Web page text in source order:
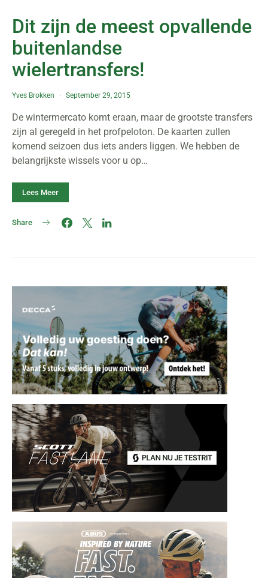
Dit zijn de meest opvallende
buitenlandse
wielertransfers!
Yves Brokken September 29, 2015
De wintermercato komt eraan, maar de grootste transfers
zijn al geregeld in het profpeloton. De kaarten zullen
komend seizoen dus iets anders liggen. We hebben de
belangrijkste wissels voor u op…
Lees Meer
Share